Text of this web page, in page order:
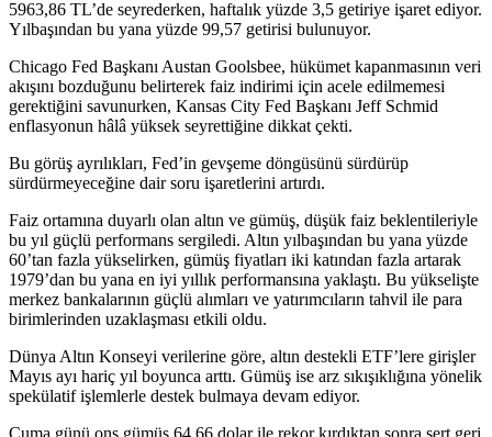
5963,86 TL’de seyrederken, haftalık yüzde 3,5 getiriye işaret ediyor.
Yılbaşından bu yana yüzde 99,57 getirisi bulunuyor.
Chicago Fed Başkanı Austan Goolsbee, hükümet kapanmasının veri
akışını bozduğunu belirterek faiz indirimi için acele edilmemesi
gerektiğini savunurken, Kansas City Fed Başkanı Jeff Schmid
enflasyonun hâlâ yüksek seyrettiğine dikkat çekti.
Bu görüş ayrılıkları, Fed’in gevşeme döngüsünü sürdürüp
sürdürmeyeceğine dair soru işaretlerini artırdı.
Faiz ortamına duyarlı olan altın ve gümüş, düşük faiz beklentileriyle
bu yıl güçlü performans sergiledi. Altın yılbaşından bu yana yüzde
60’tan fazla yükselirken, gümüş fiyatları iki katından fazla artarak
1979’dan bu yana en iyi yıllık performansına yaklaştı. Bu yükselişte
merkez bankalarının güçlü alımları ve yatırımcıların tahvil ile para
birimlerinden uzaklaşması etkili oldu.
Dünya Altın Konseyi verilerine göre, altın destekli ETF’lere girişler
Mayıs ayı hariç yıl boyunca arttı. Gümüş ise arz sıkışıklığına yönelik
spekülatif işlemlerle destek bulmaya devam ediyor.
Cuma günü ons gümüş 64,66 dolar ile rekor kırdıktan sonra sert geri